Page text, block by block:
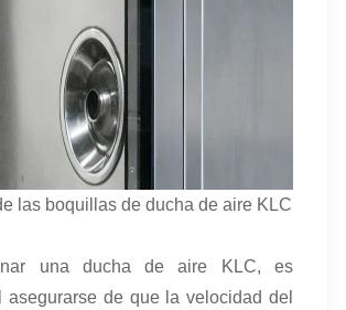
las boquillas de ducha de aire KLC
una ducha de aire KLC, es
asegurarse de que la velocidad del